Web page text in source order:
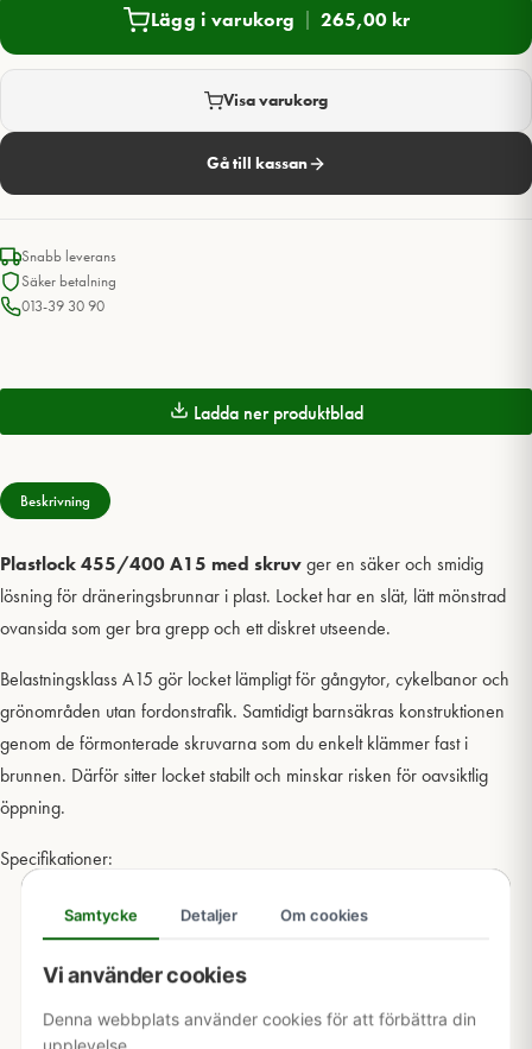
Samtycke Detaljer Om cookies
Vi använder cookies
Denna webbplats använder cookies för att förbättra din
upplevelse.
Lägg i varukorg 265,00 kr
Visa varukorg
Gå till kassan
Snabb leverans
Säker betalning
013-39 30 90
Ladda ner produktblad
Beskrivning
Plastlock 455/400 A15 med skruvger en säker och smidig
lösning för dräneringsbrunnar i plast. Locket har en slät, lätt mönstrad
ovansida som ger bra grepp och ett diskret utseende.
Belastningsklass A15 gör locket lämpligt för gångytor, cykelbanor och
grönområden utan fordonstrafik. Samtidigt barnsäkras konstruktionen
genom de förmonterade skruvarna som du enkelt klämmer fast i
brunnen. Därför sitter locket stabilt och minskar risken för oavsiktlig
öppning.
Specifikationer:
Belastningsklass: A15 (15 kN / 1,5 ton)
Utförande: Med skruv, barnsäkert
Användningsområde: Gång- och grönytor